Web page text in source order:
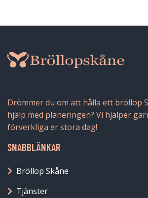
Drömmer du om att hålla ett bröllop
hjälp med planeringen? Vi hjälper
förverkliga er stora dag!
SNABBLÄNKAR
Bröllop Skåne
Tjänster